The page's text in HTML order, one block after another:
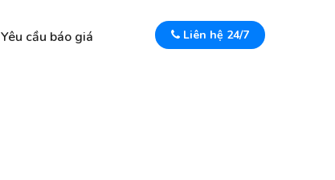
Yêu cầu báo giá Liên hệ 24/7